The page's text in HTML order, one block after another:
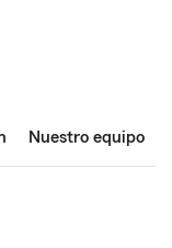
Nuestro equipo